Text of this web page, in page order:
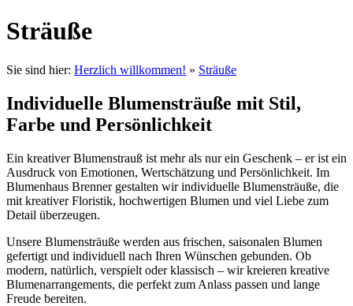
Sträuße
Sie sind hier: Herzlich willkommen! » Sträuße
Individuelle Blumensträuße mit Stil,
Farbe und Persönlichkeit
Ein kreativer Blumenstrauß ist mehr als nur ein Geschenk – er ist ein
Ausdruck von Emotionen, Wertschätzung und Persönlichkeit. Im
Blumenhaus Brenner gestalten wir individuelle Blumensträuße, die
mit kreativer Floristik, hochwertigen Blumen und viel Liebe zum
Detail überzeugen.
Unsere Blumensträuße werden aus frischen, saisonalen Blumen
gefertigt und individuell nach Ihren Wünschen gebunden. Ob
modern, natürlich, verspielt oder klassisch – wir kreieren kreative
Blumenarrangements, die perfekt zum Anlass passen und lange
Freude bereiten.